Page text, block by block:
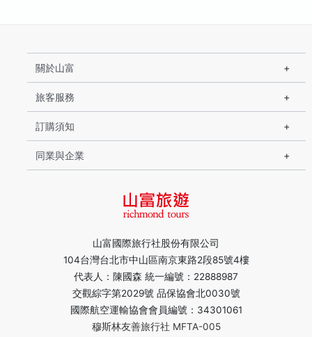
山富國際旅行社股份有限公司
104台灣台北市中山區南京東路2段85號4樓
代表人：陳國森 統一編號：22888987
交觀綜字第2029號 品保協會北0030號
國際航空運輸協會會員編號：34301061
穆斯林友善旅行社 MFTA-005
關於山富
旅客服務
訂購須知
同業與企業